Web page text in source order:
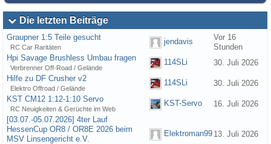
Die letzten Beiträge
Graupner 1:5 Teile gesucht
RC Car Raritäten
jendavis
Vor 16
Stunden
Hpi Savage Brushless Umbau fragen
Verbrenner Off-Road / Gelände
114SLi
30. Juli 2026
Hilfe zu DF Crusher v2
Elektro Offroad / Gelände
114SLi
30. Juli 2026
KST CM12 1:12-1:10 Servo
RC Neuigkeiten & Gerüchte im Web
KST-Servo
16. Juli 2026
[03.07.-05.07.2026] 4ter Lauf
HessenCup OR8 / OR8E 2026 beim
MSV Linsengericht e.V.
Elektroman99 13. Juli 2026